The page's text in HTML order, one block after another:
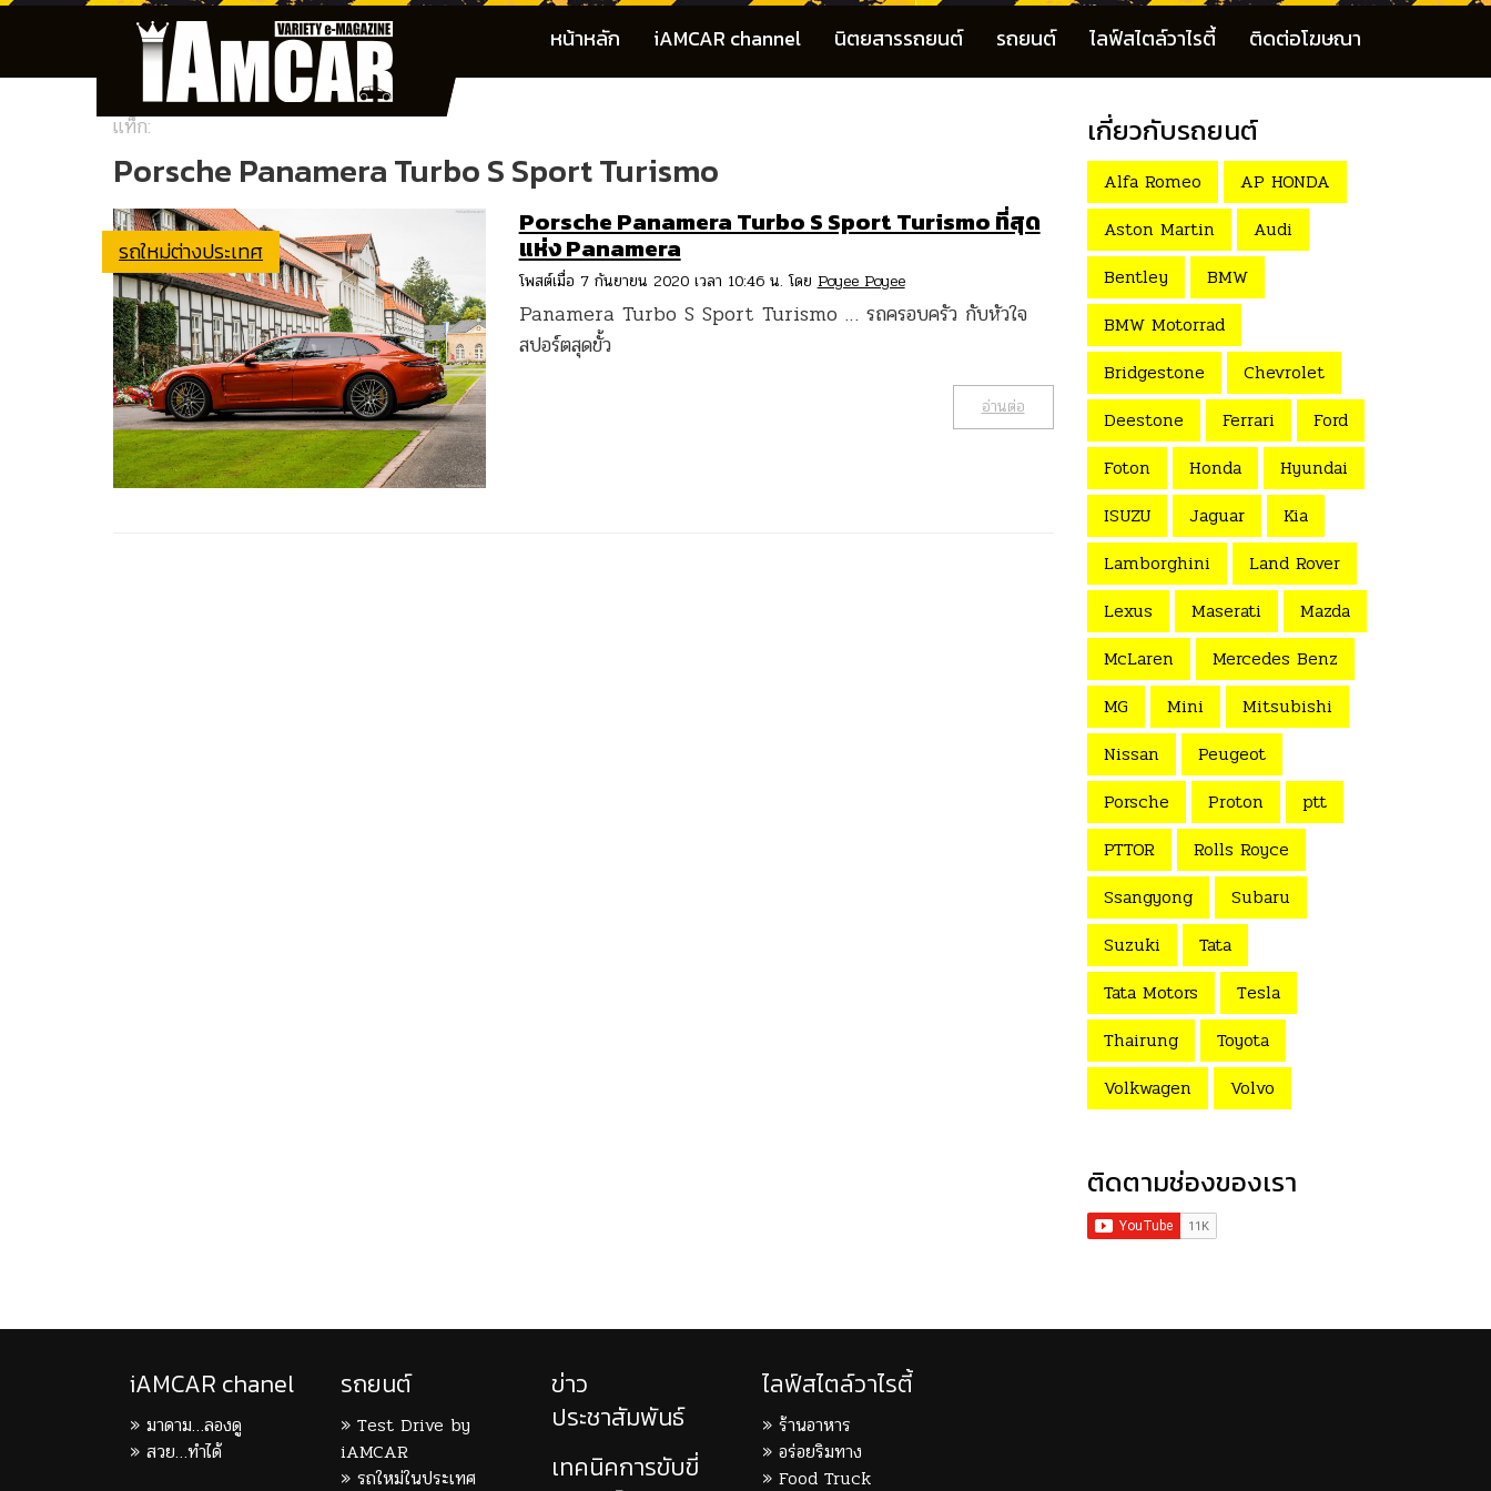
หน้าหลัก iAMCAR channel นิตยสารรถยนต์ รถยนต์ ไลฟ์สไตล์วาไรตี้ ติดต่อโฆษณา
แท็ก:
Porsche Panamera Turbo S Sport Turismo
รถใหม่ต่างประเทศ
Porsche Panamera Turbo S Sport Turismo ที่สุด
แห่ง Panamera
โพสต์เมื่อ 7 กันยายน 2020 เวลา 10:46 น. โดย Poyee Poyee
Panamera Turbo S Sport Turismo … รถครอบครัว กับหัวใจ
สปอร์ตสุดขั้ว
อ่านต่อ
เกี่ยวกับรถยนต์
Alfa Romeo
AP HONDA
Aston Martin
Audi
Bentley
BMW
BMW Motorrad
Bridgestone
Chevrolet
Deestone
Ferrari
Ford
Foton
Honda
Hyundai
ISUZU
Jaguar
Kia
Lamborghini
Land Rover
Lexus
Maserati
Mazda
McLaren
Mercedes Benz
MG
Mini
Mitsubishi
Nissan
Peugeot
Porsche
Proton
ptt
PTTOR
Rolls Royce
Ssangyong
Subaru
Suzuki
Tata
Tata Motors
Tesla
Thairung
Toyota
Volkwagen
Volvo
ติดตามช่องของเรา
iAMCAR chanel
มาดาม…ลองดู
สวย…ทำได้
รถยนต์
Test Drive by
iAMCAR
รถใหม่ในประเทศ
ข่าว
ประชาสัมพันธ์
เทคนิคการขับขี่
ไลฟ์สไตล์วาไรตี้
ร้านอาหาร
อร่อยริมทาง
Food Truck